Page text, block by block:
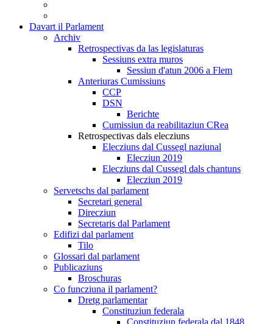
Davart il Parlament
Archiv
Retrospectivas da las legislaturas
Sessiuns extra muros
Sessiun d'atun 2006 a Flem
Anteriuras Cumissiuns
CCP
DSN
Berichte
Cumissiun da reabilitaziun CRea
Retrospectivas dals elecziuns
Elecziuns dal Cussegl naziunal
Elecziun 2019
Elecziuns dal Cussegl dals chantuns
Elecziun 2019
Servetschs dal parlament
Secretari general
Direcziun
Secretaris dal Parlament
Edifizi dal parlament
Tilo
Glossari dal parlament
Publicaziuns
Broschuras
Co funcziuna il parlament?
Dretg parlamentar
Constituziun federala